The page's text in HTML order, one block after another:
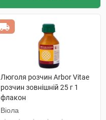
Люголя розчин Arbor Vitae
розчин зовнішній 25 г 1
флакон
Віола